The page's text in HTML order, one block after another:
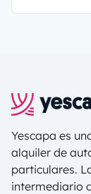
Yescapa es
alquiler de
particulares.
intermediario